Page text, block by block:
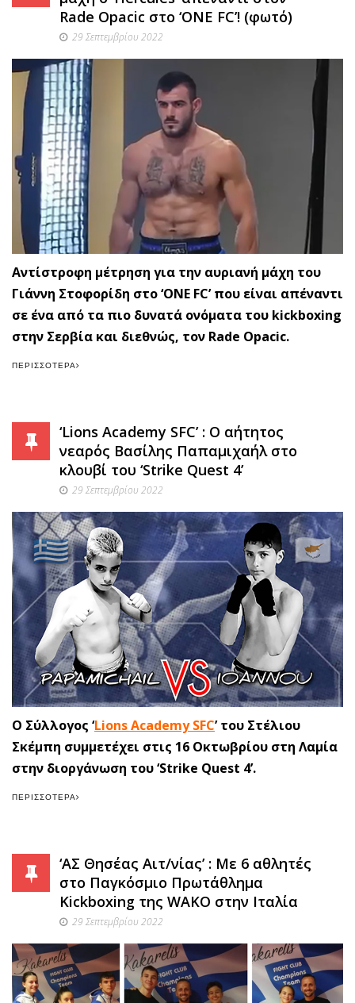
Rade Opacic στο ‘ONE FC’! (φωτό)
29 Σεπτεμβρίου 2022
Αντίστροφη μέτρηση για την αυριανή μάχη του
Γιάννη Στοφορίδη στο ‘ONE FC’ που είναι απέναντι
σε ένα από τα πιο δυνατά ονόματα του kickboxing
στην Σερβία και διεθνώς, τον Rade Opacic.
ΠΕΡΙΣΣΌΤΕΡΑ
‘Lions Academy SFC’ : O αήτητος
νεαρός Βασίλης Παπαμιχαήλ στο
κλουβί του ‘Strike Quest 4’
29 Σεπτεμβρίου 2022
O Σύλλογος ‘Lions Academy SFC’του Στέλιου
Σκέμπη συμμετέχει στις 16 Οκτωβρίου στη Λαμία
στην διοργάνωση του ‘Strike Quest 4’.
ΠΕΡΙΣΣΌΤΕΡΑ
‘ΑΣ Θησέας Αιτ/νίας’ : Με 6 αθλητές
στο Παγκόσμιο Πρωτάθλημα
Kickboxing της WAKO στην Ιταλία
29 Σεπτεμβρίου 2022